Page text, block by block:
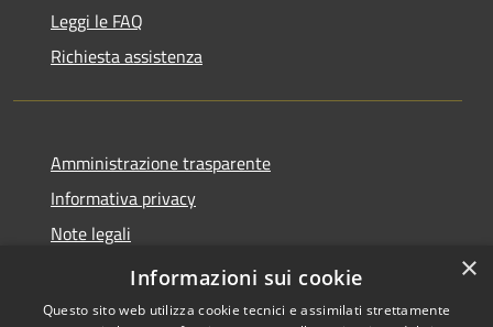
Leggi le FAQ
Richiesta assistenza
Amministrazione trasparente
Informativa privacy
Note legali
Dichiarazione di accessibilità
×
Informazioni sui cookie
Questo sito web utilizza cookie tecnici e assimilati strettamente